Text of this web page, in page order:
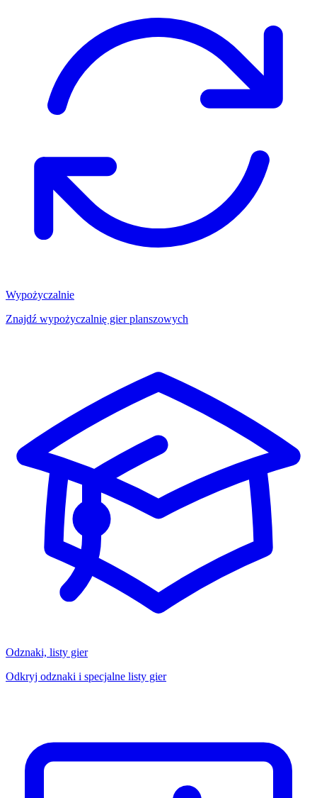
Wypożyczalnie
Znajdź wypożyczalnię gier planszowych
Odznaki, listy gier
Odkryj odznaki i specjalne listy gier